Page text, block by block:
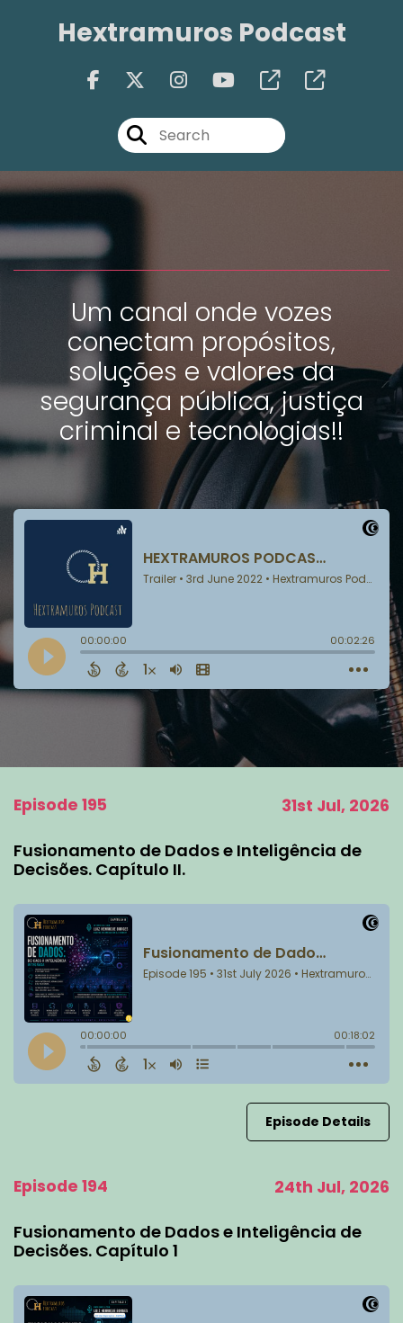
Hextramuros Podcast
Um canal onde vozes
conectam propósitos,
soluções e valores da
segurança pública, justiça
criminal e tecnologias!!
Episode 195 31st Jul, 2026
Fusionamento de Dados e Inteligência de
Decisões. Capítulo II.
Episode Details
Episode 194 24th Jul, 2026
Fusionamento de Dados e Inteligência de
Decisões. Capítulo 1